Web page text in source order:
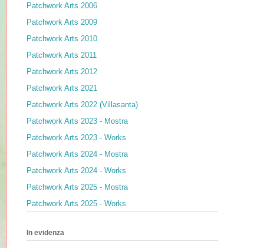
Patchwork Arts 2006
Patchwork Arts 2009
Patchwork Arts 2010
Patchwork Arts 2011
Patchwork Arts 2012
Patchwork Arts 2021
Patchwork Arts 2022 (Villasanta)
Patchwork Arts 2023 - Mostra
Patchwork Arts 2023 - Works
Patchwork Arts 2024 - Mostra
Patchwork Arts 2024 - Works
Patchwork Arts 2025 - Mostra
Patchwork Arts 2025 - Works
In evidenza